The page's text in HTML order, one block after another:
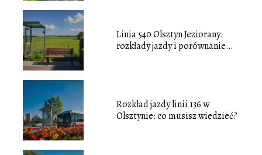
Linia 540 Olsztyn Jeziorany:
rozkłady jazdy i porównanie
Rozkład jazdy linii 136 w
Olsztynie: co musisz wiedzieć?